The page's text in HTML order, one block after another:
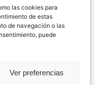
las cookies para
de estas
de navegación o las
puede
Ver preferencias